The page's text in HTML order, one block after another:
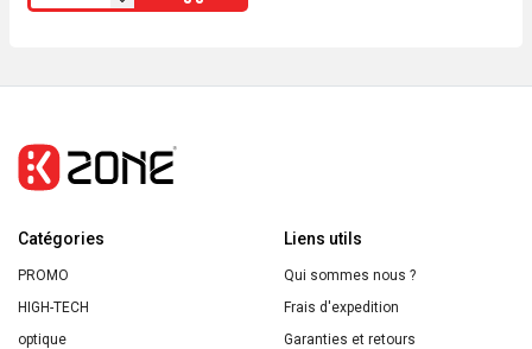
de
livre
puzzle
50
pièces
:
5
Catégories
PROMO
HIGH-TECH
optique
Liens utils
Qui sommes nous ?
Frais d'expedition
Garanties et retours